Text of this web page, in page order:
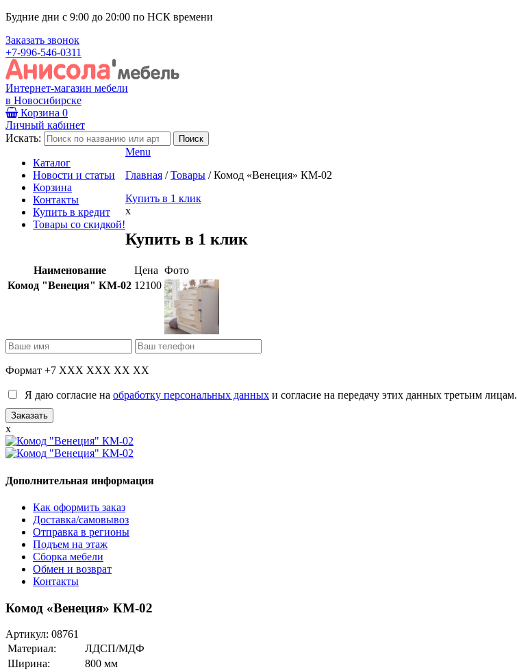
Будние дни с 9:00 до 20:00 по НСК времени
Заказать звонок
+7-996-546-0311
Интернет-магазин мебели
в Новосибирске
Корзина 0
Личный кабинет
Искать:
Каталог
Новости и статьи
Корзина
Контакты
Купить в кредит
Товары со скидкой!
Menu
Главная / Товары / Комод «Венеция» КМ-02
Купить в 1 клик
x
Купить в 1 клик
Наименование Цена Фото
Комод "Венеция" КМ-02 12100
Формат +7 XXX XXX XX XX
Я даю согласие на обработку персональных данных и согласие на передачу этих данных третьим лицам.
x
Дополнительная информация
Как оформить заказ
Доставка/самовывоз
Отправка в регионы
Подъем на этаж
Сборка мебели
Обмен и возврат
Контакты
Комод «Венеция» КМ-02
Артикул: 08761
Материал:
ЛДСП/МДФ
Ширина:
800 мм